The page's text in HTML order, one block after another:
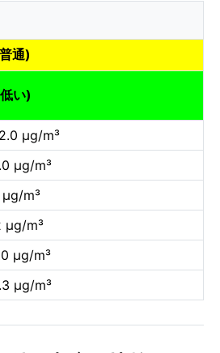
通)
い)
µg/m³
µg/m³
µg/m³
µg/m³
µg/m³
µg/m³